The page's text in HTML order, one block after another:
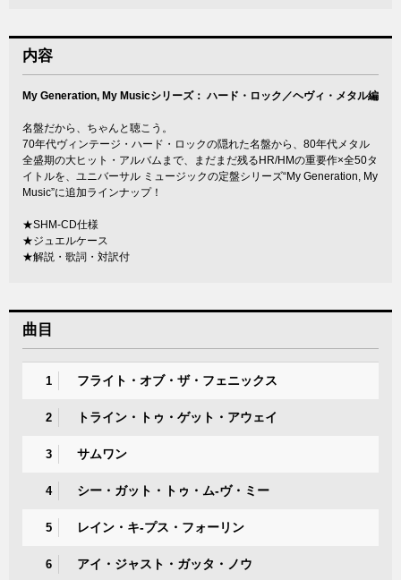
内容
My Generation, My Musicシリーズ： ハード・ロック／ヘヴィ・メタル編
名盤だから、ちゃんと聴こう。
70年代ヴィンテージ・ハード・ロックの隠れた名盤から、80年代メタル
全盛期の大ヒット・アルバムまで、まだまだ残るHR/HMの重要作×全50タ
イトルを、ユニバーサル ミュージックの定盤シリーズ“My Generation, My
Music”に追加ラインナップ！
★SHM-CD仕様
★ジュエルケース
★解説・歌詞・対訳付
曲目
1 フライト・オブ・ザ・フェニックス
2 トライン・トゥ・ゲット・アウェイ
3 サムワン
4 シー・ガット・トゥ・ム-ヴ・ミー
5 レイン・キ-プス・フォーリン
6 アイ・ジャスト・ガッタ・ノウ